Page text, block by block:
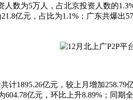
数为5万人，占北京投资人数的
亿元，占比为1.1%；广东共爆
1895.26亿元，较上月增加258.79
亿元，环比上升8.89%；同期